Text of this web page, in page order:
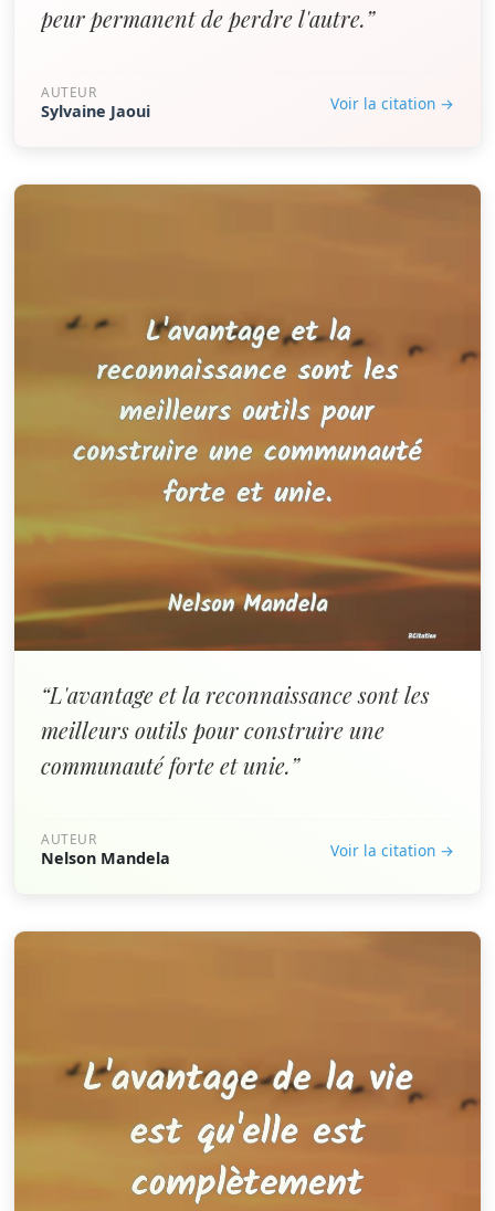
peur permanent de perdre l'autre.”
AUTEUR
Sylvaine Jaoui Voir la citation →
“L'avantage et la reconnaissance sont les
meilleurs outils pour construire une
communauté forte et unie.”
AUTEUR
Nelson Mandela Voir la citation →